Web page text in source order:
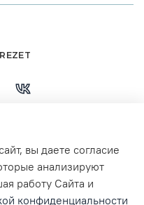
7 ТЦ
этаж
вы даете согласие
анализируют
работу Сайта и
конфиденциальности